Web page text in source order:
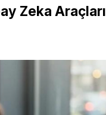
Zeka Araçları